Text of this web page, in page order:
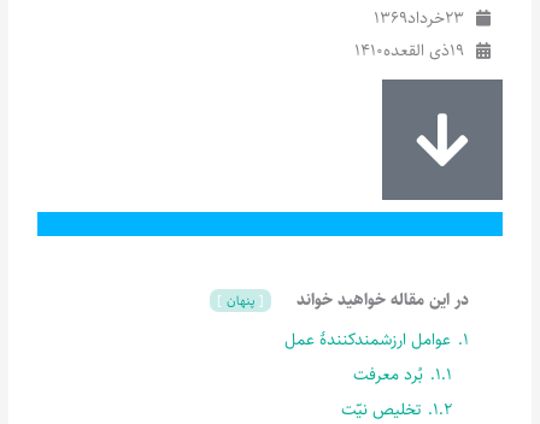
23خرداد1369
19ذی القعده1410
در این مقاله خواهید خواند پنهان
1. عوامل ارزشمندکنندۀ عمل
1.1. بُرد معرفت
1.2. تخلیص نیّت